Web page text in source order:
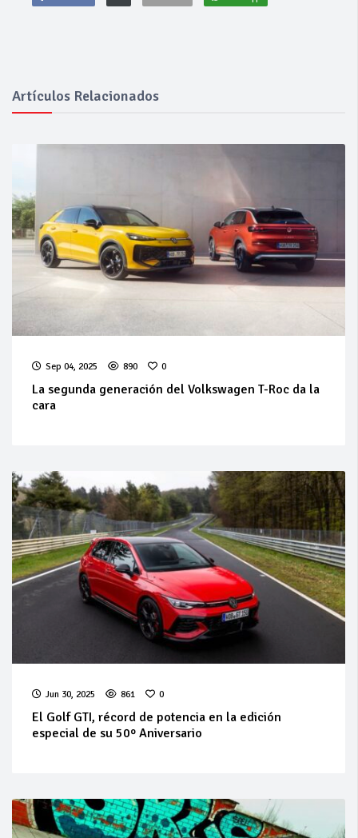
Artículos Relacionados
Sep 04, 2025 890 0
La segunda generación del Volkswagen T-Roc da la
cara
Jun 30, 2025 861 0
El Golf GTI, récord de potencia en la edición
especial de su 50º Aniversario